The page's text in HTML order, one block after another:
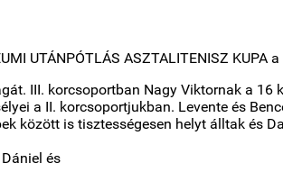
UTÁNPÓTLÁS ASZTALITENISZ KUPA
III. korcsoportban Nagy Viktornak a
a II. korcsoportjukban. Levente és
között is tisztességesen helyt álltak és
és